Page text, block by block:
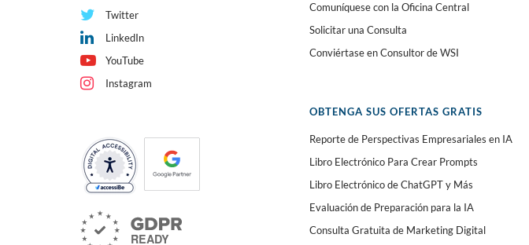
Twitter
LinkedIn
YouTube
Instagram
Comuníquese con la Oficina Central
Solicitar una Consulta
Conviértase en Consultor de WSI
OBTENGA SUS OFERTAS GRATIS
Reporte de Perspectivas Empresariales en IA
Libro Electrónico Para Crear Prompts
Libro Electrónico de ChatGPT y Más
Evaluación de Preparación para la IA
Consulta Gratuita de Marketing Digital